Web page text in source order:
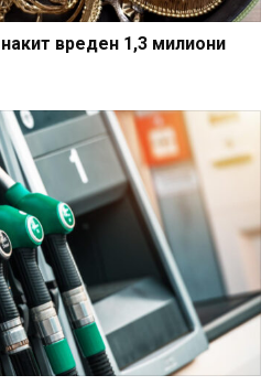
вреден 1,3 милиони